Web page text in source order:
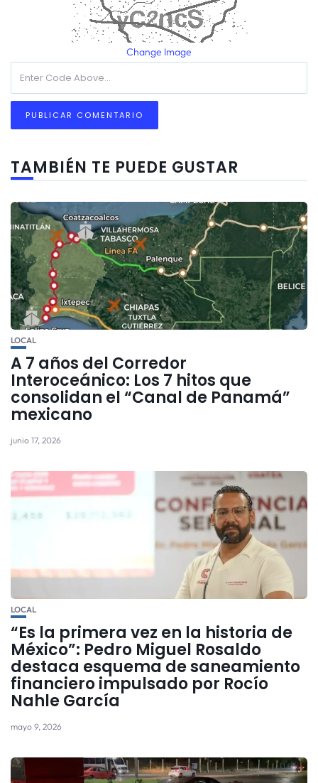
Change Image
TAMBIÉN TE PUEDE GUSTAR
LOCAL
A 7 años del Corredor
Interoceánico: Los 7 hitos que
consolidan el “Canal de Panamá”
mexicano
junio 17, 2026
LOCAL
“Es la primera vez en la historia de
México”: Pedro Miguel Rosaldo
destaca esquema de saneamiento
financiero impulsado por Rocío
Nahle García
mayo 9, 2026